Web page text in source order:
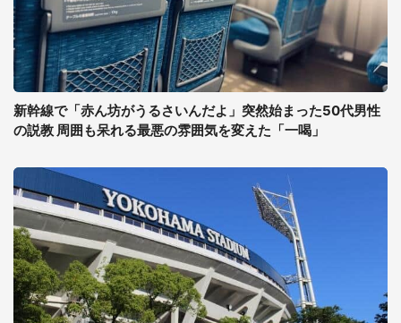
新幹線で「赤ん坊がうるさいんだよ」突然始まった50代男性
の説教 周囲も呆れる最悪の雰囲気を変えた「一喝」